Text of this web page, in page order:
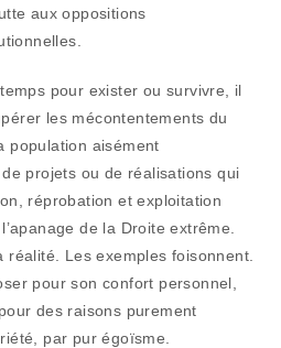
aux oppositions
pour exister ou survivre, il
les mécontentements du
population aisément
projets ou de réalisations qui
réprobation et exploitation
de la Droite extrême.
réalité. Les exemples foisonnent.
pour son confort personnel,
des raisons purement
par pur égoïsme.